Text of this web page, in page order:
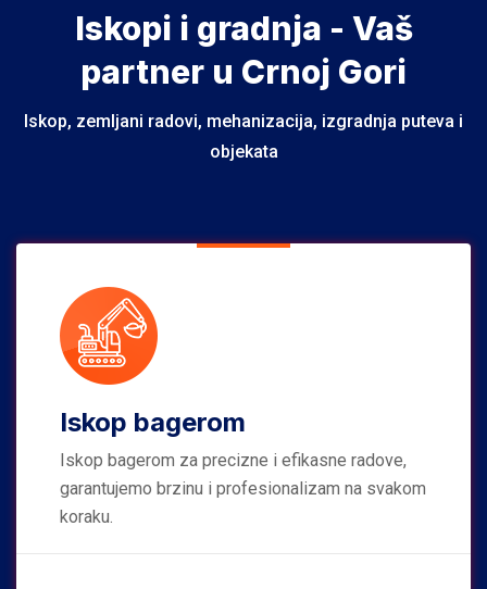
Iskopi i gradnja - Vaš
partner u Crnoj Gori
Iskop, zemljani radovi, mehanizacija, izgradnja puteva i
objekata
Iskop bagerom
Iskop bagerom za precizne i efikasne radove,
garantujemo brzinu i profesionalizam na svakom
koraku.